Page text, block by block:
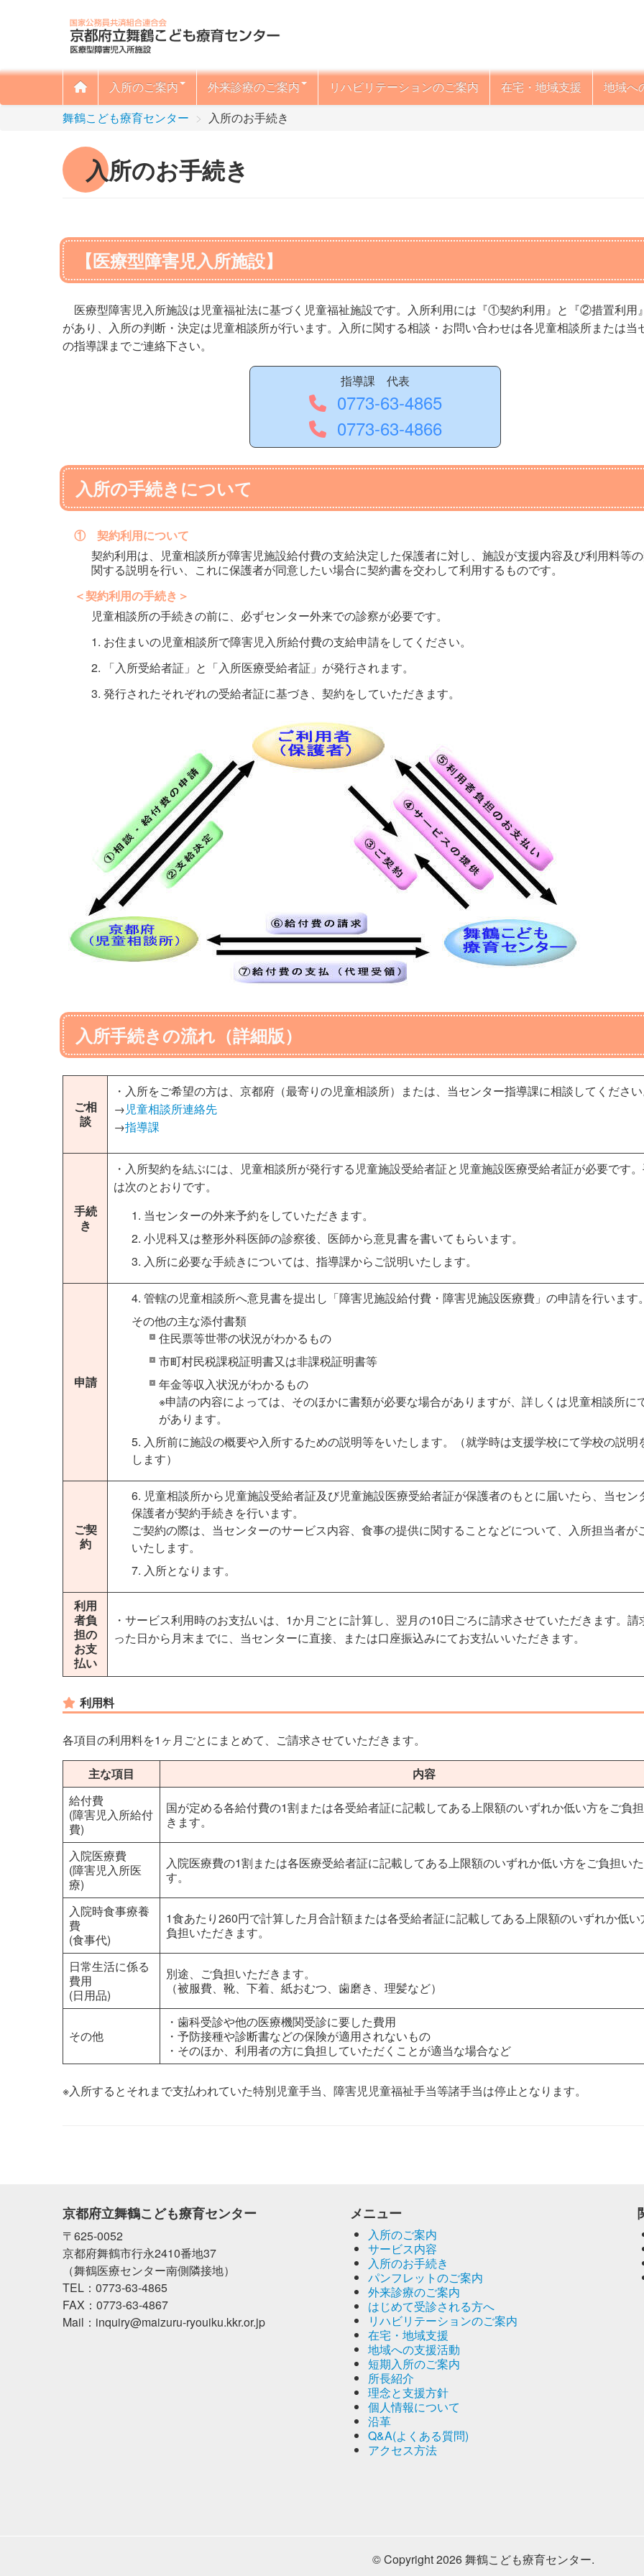
入所のご案内 外来診療のご案内 リハビリテーションのご案内 在宅・地域支援 地域へ
舞鶴こども療育センター > 入所のお手続き
入所のお手続き
【医療型障害児入所施設】
医療型障害児入所施設は児童福祉法に基づく児童福祉施設です。入所利用には『①契約利用』と『②措置利用
があり、入所の判断・決定は児童相談所が行います。入所に関する相談・お問い合わせは各児童相談所または当
の指導課までご連絡下さい。
指導課 代表
0773-63-4865
0773-63-4866
入所の手続きについて
① 契約利用について
契約利用は、児童相談所が障害児施設給付費の支給決定した保護者に対し、施設が支援内容及び利用料等
関する説明を行い、これに保護者が同意したい場合に契約書を交わして利用するものです。
＜契約利用の手続き＞
児童相談所の手続きの前に、必ずセンター外来での診察が必要です。
1. お住まいの児童相談所で障害児入所給付費の支給申請をしてください。
2. 「入所受給者証」と「入所医療受給者証」が発行されます。
3. 発行されたそれぞれの受給者証に基づき、契約をしていただきます。
入所手続きの流れ（詳細版）
ご相
談
・入所をご希望の方は、京都府（最寄りの児童相談所）または、当センター指導課に相談してください
→児童相談所連絡先
→指導課
手続
き
・入所契約を結ぶには、児童相談所が発行する児童施設受給者証と児童施設医療受給者証が必要です
は次のとおりです。
1. 当センターの外来予約をしていただきます。
2. 小児科又は整形外科医師の診察後、医師から意見書を書いてもらいます。
3. 入所に必要な手続きについては、指導課からご説明いたします。
申請
4. 管轄の児童相談所へ意見書を提出し「障害児施設給付費・障害児施設医療費」の申請を行います。
その他の主な添付書類
住民票等世帯の状況がわかるもの
市町村民税課税証明書又は非課税証明書等
年金等収入状況がわかるもの
※申請の内容によっては、そのほかに書類が必要な場合がありますが、詳しくは児童相談所に
があります。
5. 入所前に施設の概要や入所するための説明等をいたします。（就学時は支援学校にて学校の説明
します）
ご契
約
6. 児童相談所から児童施設受給者証及び児童施設医療受給者証が保護者のもとに届いたら、当セン
保護者が契約手続きを行います。
ご契約の際は、当センターのサービス内容、食事の提供に関することなどについて、入所担当者が
いたします。
7. 入所となります。
利用
者負
担の
お支
払い
・サービス利用時のお支払いは、1か月ごとに計算し、翌月の10日ごろに請求させていただきます。請
った日から月末までに、当センターに直接、または口座振込みにてお支払いいただきます。
利用料
各項目の利用料を1ヶ月ごとにまとめて、ご請求させていただきます。
主な項目
内容
給付費
(障害児入所給付
費)
国が定める各給付費の1割または各受給者証に記載してある上限額のいずれか低い方をご負
きます。
入院医療費
(障害児入所医
療)
入院医療費の1割または各医療受給者証に記載してある上限額のいずれか低い方をご負担い
す。
入院時食事療養
費
(食事代)
1食あたり260円で計算した月合計額または各受給者証に記載してある上限額のいずれか低い
負担いただきます。
日常生活に係る
費用
(日用品)
別途、ご負担いただきます。
（被服費、靴、下着、紙おむつ、歯磨き、理髪など）
その他
・歯科受診や他の医療機関受診に要した費用
・予防接種や診断書などの保険が適用されないもの
・そのほか、利用者の方に負担していただくことが適当な場合など
※入所するとそれまで支払われていた特別児童手当、障害児児童福祉手当等諸手当は停止となります。
京都府立舞鶴こども療育センター
〒625-0052
京都府舞鶴市行永2410番地37
（舞鶴医療センター南側隣接地）
TEL：0773-63-4865
FAX：0773-63-4867
Mail：inquiry@maizuru-ryouiku.kkr.or.jp
メニュー
入所のご案内
サービス内容
入所のお手続き
パンフレットのご案内
外来診療のご案内
はじめて受診される方へ
リハビリテーションのご案内
在宅・地域支援
地域への支援活動
短期入所のご案内
所長紹介
理念と支援方針
個人情報について
沿革
Q&A(よくある質問)
アクセス方法
© Copyright 2026 舞鶴こども療育センター.